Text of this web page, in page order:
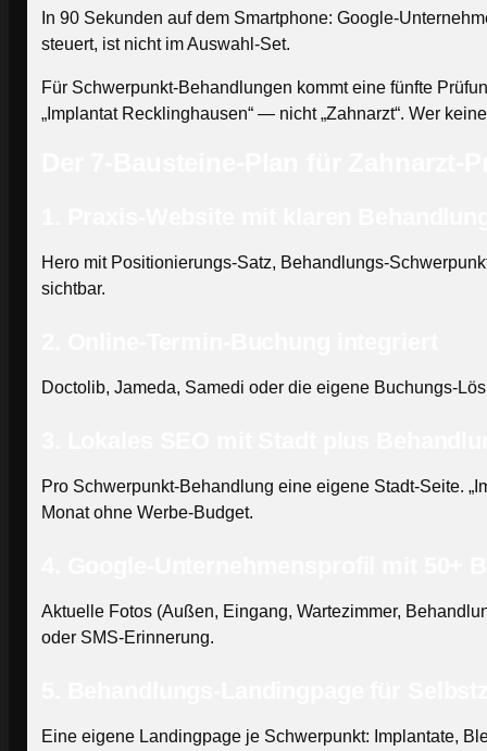
In 90 Sekunden auf dem Smartphone: Google-
steuert, ist nicht im Auswahl-Set.
Für Schwerpunkt-Behandlungen kommt eine fünfte
„Implantat Recklinghausen“ — nicht „Zahnarzt“. Wer
Hero mit Positionierungs-Satz, Behandlungs-
sichtbar.
Doctolib, Jameda, Samedi oder die eigene Buchungs-
Pro Schwerpunkt-Behandlung eine eigene Stadt-Seite.
Monat ohne Werbe-Budget.
Aktuelle Fotos (Außen, Eingang, Wartezimmer,
oder SMS-Erinnerung.
Eine eigene Landingpage je Schwerpunkt: Implantate,